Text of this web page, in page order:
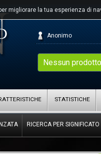
migliorare la tua esperienza di
Nessun
Anonimo
STATISTICHE
RICERCA PER SIGNIFICATO